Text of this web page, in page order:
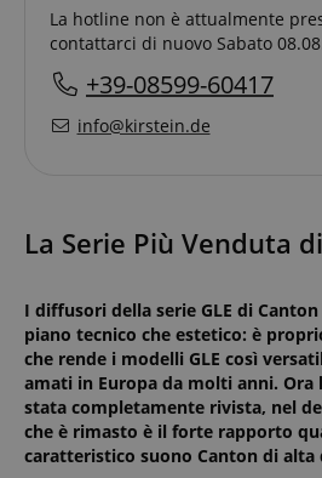
La hotline non è attualmente
contattarci di nuovo Sabato
+39-08599-60417
info@kirstein.de
La Serie Più Venduta
I diffusori della serie GLE di
piano tecnico che estetico: è
che rende i modelli GLE così
amati in Europa da molti anni.
stata completamente rivista, nel
che è rimasto è il forte rapporto
caratteristico suono Canton di alta